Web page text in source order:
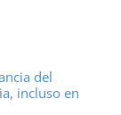
del
incluso en